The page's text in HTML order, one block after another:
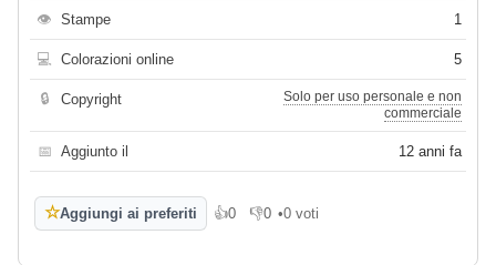
👁 Stampe 1
💻 Colorazioni online 5
🔒 Copyright
Solo per uso personale e non
commerciale
📅 Aggiunto il 12 anni fa
☆Aggiungi ai preferiti 👍0
Mi piace
👎0
Non mi piace
•0 voti